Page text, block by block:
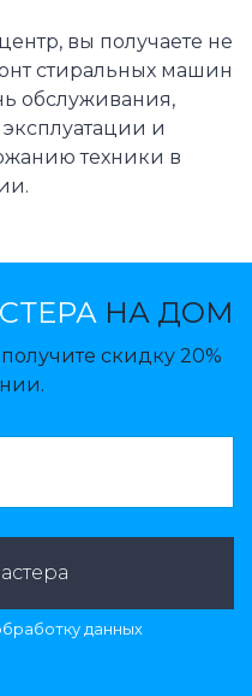
вы получаете не
стиральных машин
обслуживания,
и
техники в
НА ДОМ
скидку 20%
данных